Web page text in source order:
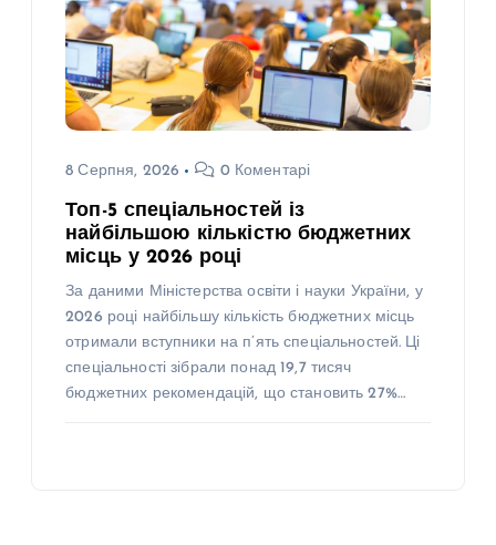
8 Серпня, 2026 0 Коментарі
Топ-5 спеціальностей із
найбільшою кількістю бюджетних
місць у 2026 році
За даними Міністерства освіти і науки України, у
2026 році найбільшу кількість бюджетних місць
отримали вступники на п’ять спеціальностей. Ці
спеціальності зібрали понад 19,7 тисяч
бюджетних рекомендацій, що становить 27%…